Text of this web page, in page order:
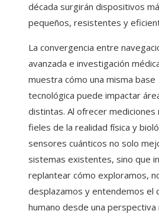
década surgirán dispositivos
pequeños, resistentes y
La convergencia entre
avanzada e investigación
muestra cómo una misma base
tecnológica puede impactar
distintas. Al ofrecer mediciones
fieles de la realidad física y
sensores cuánticos no solo
sistemas existentes, sino que
replantear cómo exploramos,
desplazamos y entendemos el
humano desde una perspectiva